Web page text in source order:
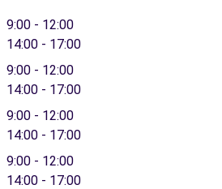
9:00 - 12:00
14:00 - 17:00
9:00 - 12:00
14:00 - 17:00
9:00 - 12:00
14:00 - 17:00
9:00 - 12:00
14:00 - 17:00